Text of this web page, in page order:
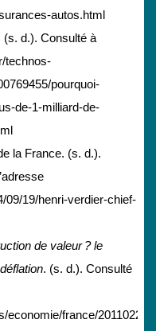
autos.html
(s. d.). Consulté à
technos-
pourquoi-
de-1-milliard-de-
la France. (s. d.).
09/19/henri-verdier-chief-
de valeur ? le
. (s. d.). Consulté
economie/france/